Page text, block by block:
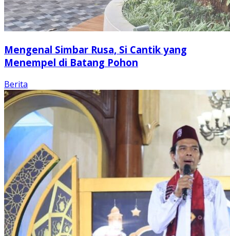
Mengenal Simbar Rusa, Si Cantik yang
Menempel di Batang Pohon
Berita